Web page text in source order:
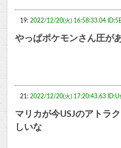
19: 2022/12/20(火) 16:58:33.04
やっぱポケモンさん圧が
21: 2022/12/20(火) 17:20:43.63
マリカが今USJのアトラ
しいな